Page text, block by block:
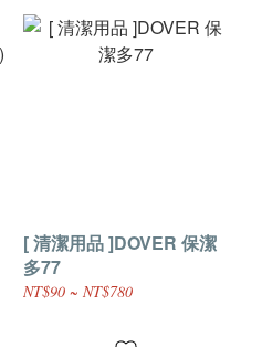
[ 清潔用品 ]DOVER 保潔
多77
NT$90 ~ NT$780